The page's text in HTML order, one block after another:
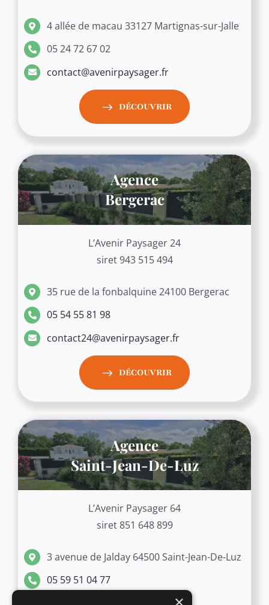
4 allée de macau 33127 Martignas-sur-Jalle
05 24 72 67 02
contact@avenirpaysager.fr
DÉCOUVRIR
Agence
Bergerac
L’Avenir Paysager 24
siret 943 515 494
35 rue de la fonbalquine 24100 Bergerac
05 54 55 81 98
contact24@avenirpaysager.fr
DÉCOUVRIR
Agence
Saint-Jean-De-Luz
L’Avenir Paysager 64
siret 851 648 899
3 avenue de Jalday 64500 Saint-Jean-De-Luz
05 59 51 04 77